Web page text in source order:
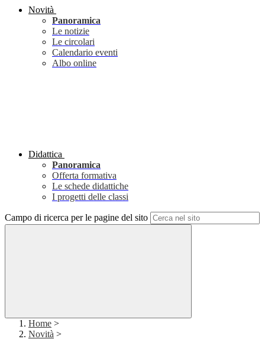
Novità
Panoramica
Le notizie
Le circolari
Calendario eventi
Albo online
Didattica
Panoramica
Offerta formativa
Le schede didattiche
I progetti delle classi
Campo di ricerca per le pagine del sito
Home >
Novità >